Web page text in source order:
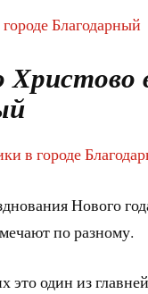
Благодарный
в городе
Нового
по разному.
один из